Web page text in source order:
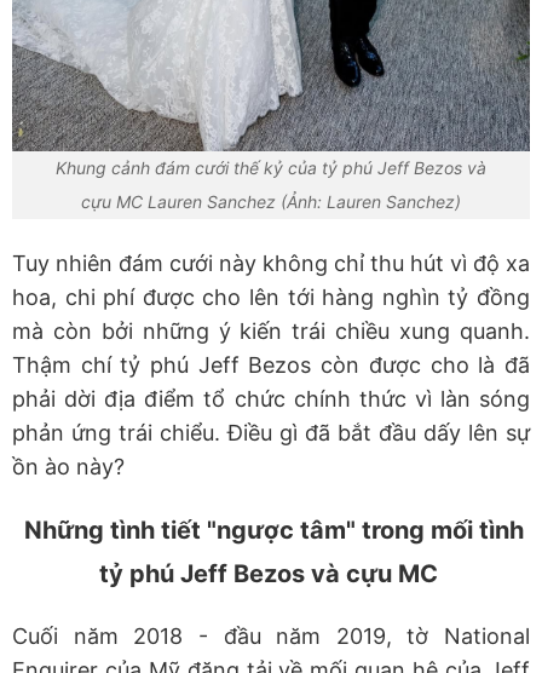
Khung cảnh đám cưới thế kỷ của tỷ phú Jeff Bezos và
cựu MC Lauren Sanchez (Ảnh: Lauren Sanchez)
Tuy nhiên đám cưới này không chỉ thu hút vì độ xa
hoa, chi phí được cho lên tới hàng nghìn tỷ đồng
mà còn bởi những ý kiến trái chiều xung quanh.
Thậm chí tỷ phú Jeff Bezos còn được cho là đã
phải dời địa điểm tổ chức chính thức vì làn sóng
phản ứng trái chiểu. Điều gì đã bắt đầu dấy lên sự
ồn ào này?
Những tình tiết "ngược tâm" trong mối tình
tỷ phú Jeff Bezos và cựu MC
Cuối năm 2018 - đầu năm 2019, tờ National